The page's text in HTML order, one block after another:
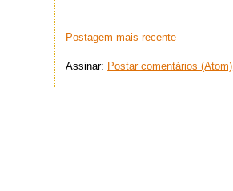
Postagem mais recente
Assinar: Postar comentários (Atom)